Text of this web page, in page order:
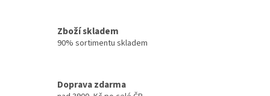
s
Zboží skladem
90% sortimentu skladem
Doprava zdarma